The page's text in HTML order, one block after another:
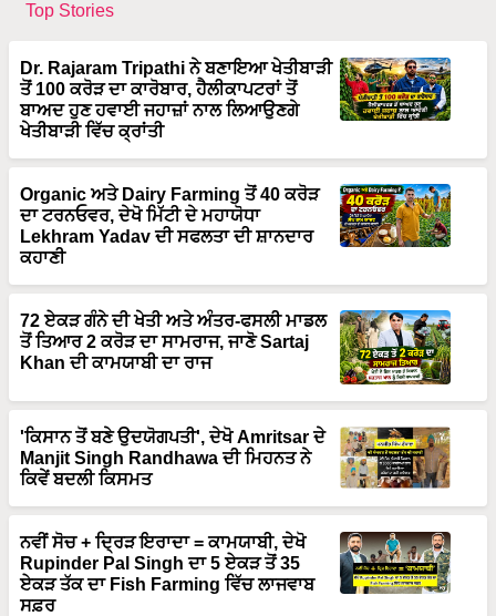
Top Stories
Dr. Rajaram Tripathi ਨੇ ਬਣਾਇਆ ਖੇਤੀਬਾੜੀ
ਤੋਂ 100 ਕਰੋੜ ਦਾ ਕਾਰੋਬਾਰ, ਹੈਲੀਕਾਪਟਰਾਂ ਤੋਂ
ਬਾਅਦ ਹੁਣ ਹਵਾਈ ਜਹਾਜ਼ਾਂ ਨਾਲ ਲਿਆਉਣਗੇ
ਖੇਤੀਬਾੜੀ ਵਿੱਚ ਕ੍ਰਾਂਤੀ
Organic ਅਤੇ Dairy Farming ਤੋਂ 40 ਕਰੋੜ
ਦਾ ਟਰਨਓਵਰ, ਦੇਖੋ ਮਿੱਟੀ ਦੇ ਮਹਾਯੋਧਾ
Lekhram Yadav ਦੀ ਸਫਲਤਾ ਦੀ ਸ਼ਾਨਦਾਰ
ਕਹਾਣੀ
72 ਏਕੜ ਗੰਨੇ ਦੀ ਖੇਤੀ ਅਤੇ ਅੰਤਰ-ਫਸਲੀ ਮਾਡਲ
ਤੋਂ ਤਿਆਰ 2 ਕਰੋੜ ਦਾ ਸਾਮਰਾਜ, ਜਾਣੋ Sartaj
Khan ਦੀ ਕਾਮਯਾਬੀ ਦਾ ਰਾਜ
'ਕਿਸਾਨ ਤੋਂ ਬਣੇ ਉਦਯੋਗਪਤੀ', ਦੇਖੋ Amritsar ਦੇ
Manjit Singh Randhawa ਦੀ ਮਿਹਨਤ ਨੇ
ਕਿਵੇਂ ਬਦਲੀ ਕਿਸਮਤ
ਨਵੀਂ ਸੋਚ + ਦ੍ਰਿੜ ਇਰਾਦਾ = ਕਾਮਯਾਬੀ, ਦੇਖੋ
Rupinder Pal Singh ਦਾ 5 ਏਕੜ ਤੋਂ 35
ਏਕੜ ਤੱਕ ਦਾ Fish Farming ਵਿੱਚ ਲਾਜਵਾਬ
ਸਫ਼ਰ